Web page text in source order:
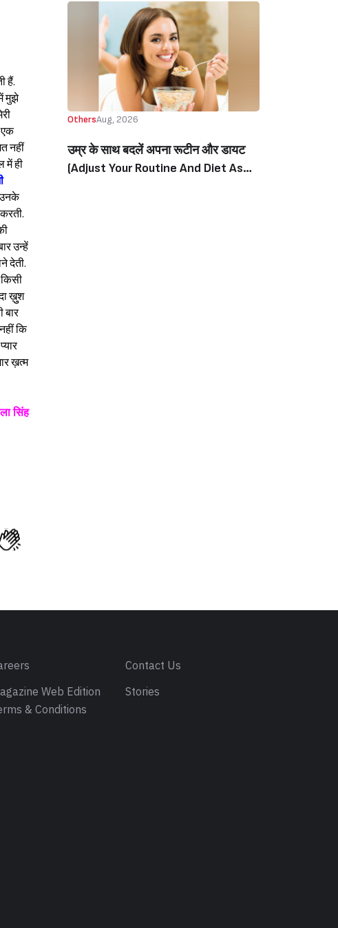
हैं.
मुझे
एक
नहीं
में ही
उन्हें
देती.
ख़ुुश
बार
कि
ख़त्म
सिंह
OthersAug, 2026
उम्र के साथ बदलें अपना रूटीन और डायट
(Adjust Your Routine And Diet As
Contact Us
Web Edition
& Conditions
Stories